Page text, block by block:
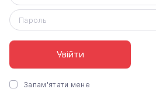
Пароль
Увійти
Запам'ятати мене